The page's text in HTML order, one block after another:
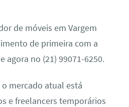
de móveis em Vargem
de primeira com a
agora no (21) 99071-6250.
o mercado atual está
e freelancers temporários